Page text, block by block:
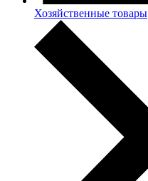
Хозяйственные товары